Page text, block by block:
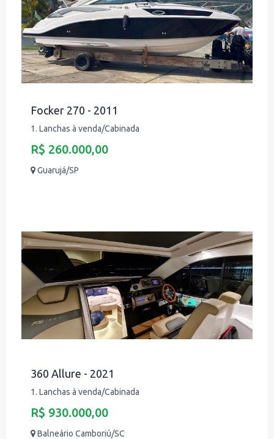
Focker 270 - 2011
1. Lanchas à venda/Cabinada
R$ 260.000,00
Guarujá/SP
360 Allure - 2021
1. Lanchas à venda/Cabinada
R$ 930.000,00
Balneário Camboriú/SC